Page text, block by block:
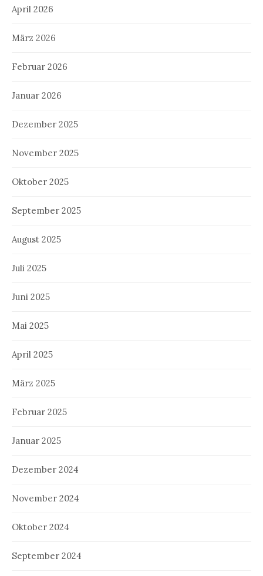
April 2026
März 2026
Februar 2026
Januar 2026
Dezember 2025
November 2025
Oktober 2025
September 2025
August 2025
Juli 2025
Juni 2025
Mai 2025
April 2025
März 2025
Februar 2025
Januar 2025
Dezember 2024
November 2024
Oktober 2024
September 2024